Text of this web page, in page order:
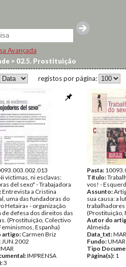
Avançada
> 02.5. Prostituição
registos por página:
víctimas, ni esclavas:
del sexo" - Trabajadora
Entrevista a Cristina
uma das fundadoras do
Hetaira» - organização
defesa dos direitos das
(Prostituição, Colectivo
Espanha)
artigo: Carmen Briz
JUN.2002
IMPRENSA
3
Pasta:
Título:
vos! -
Assunto:
sua causa: a
trabalhadores
(Prostituição,
Autor do
Almeida
Data_txt:
Fundo:UMAR
Tipo
Página(s): 1